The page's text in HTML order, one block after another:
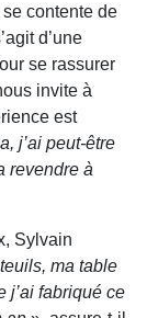
contente de
d’une
se rassurer
invite à
est
j’ai peut-être
revendre à
Sylvain
ma table
j’ai fabriqué ce